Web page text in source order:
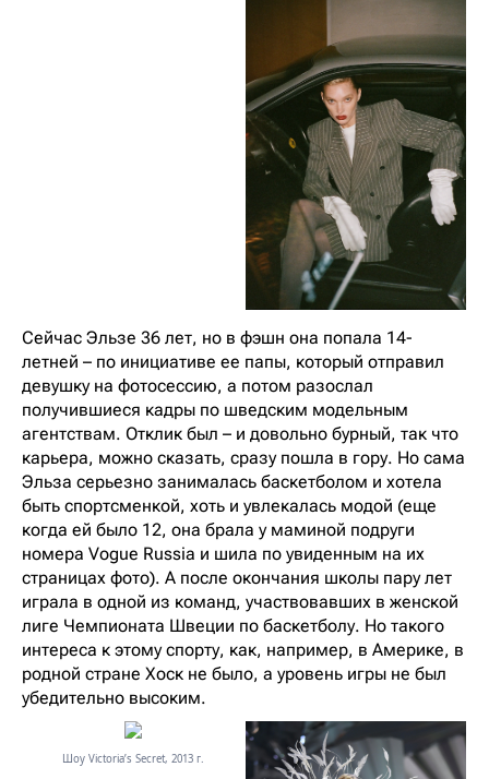
Сейчас Эльзе 36 лет, но в фэшн она попала 14-
летней – по инициативе ее папы, который отправил
девушку на фотосессию, а потом разослал
получившиеся кадры по шведским модельным
агентствам. Отклик был – и довольно бурный, так что
карьера, можно сказать, сразу пошла в гору. Но сама
Эльза серьезно занималась баскетболом и хотела
быть спортсменкой, хоть и увлекалась модой (еще
когда ей было 12, она брала у маминой подруги
номера Vogue Russia и шила по увиденным на их
страницах фото). А после окончания школы пару лет
играла в одной из команд, участвовавших в женской
лиге Чемпионата Швеции по баскетболу. Но такого
интереса к этому спорту, как, например, в Америке, в
родной стране Хоск не было, а уровень игры не был
убедительно высоким.
Шоу Victoria’s Secret, 2013 г.